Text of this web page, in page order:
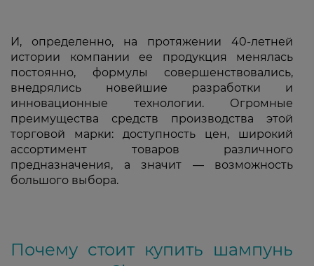
И, определенно, на протяжении 40-летней
истории компании ее продукция менялась
постоянно, формулы совершенствовались,
внедрялись новейшие разработки и
инновационные технологии. Огромные
преимущества средств производства этой
торговой марки: доступность цен, широкий
ассортимент товаров различного
предназначения, а значит — возможность
большого выбора.
Почему стоит купить шампунь